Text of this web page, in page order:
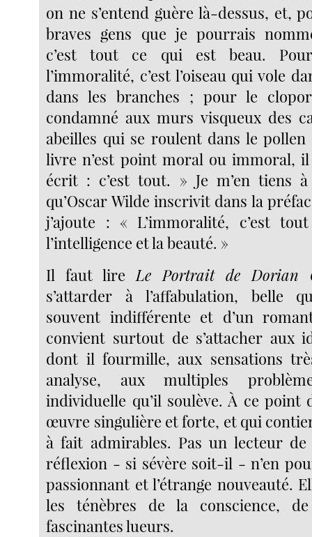
on ne s’entend guère là-dessus, et,
braves gens que je pourrais
c’est tout ce qui est beau.
l’immoralité, c’est l’oiseau qui vole
dans les branches ; pour le
condamné aux murs visqueux des
abeilles qui se roulent dans le
livre n’est point moral ou immoral,
écrit : c’est tout. » Je m’en tiens
qu’Oscar Wilde inscrivit dans la
j’ajoute : « L’immoralité, c’est
l’intelligence et la beauté. »
Il faut lire Le Portrait de Dorian
s’attarder à l’affabulation, belle
souvent indifférente et d’un
convient surtout de s’attacher aux
dont il fourmille, aux sensations
analyse, aux multiples
individuelle qu’il soulève. À ce point
œuvre singulière et forte, et qui
à fait admirables. Pas un lecteur
réflexion - si sévère soit-il - n’en
passionnant et l’étrange nouveauté.
les ténèbres de la conscience,
fascinantes lueurs.